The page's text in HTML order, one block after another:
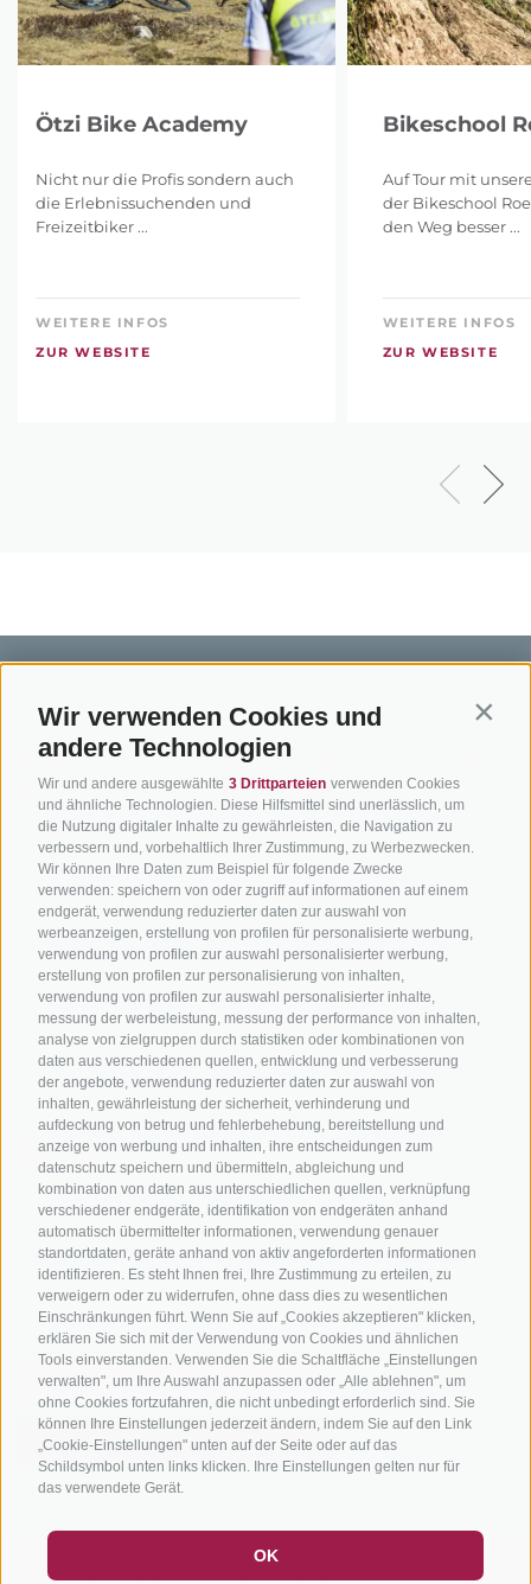
Wir verwenden Cookies und
andere Technologien
Wir und andere ausgewählte 3 Drittparteien verwenden Cookies
und ähnliche Technologien. Diese Hilfsmittel sind unerlässlich, um
die Nutzung digitaler Inhalte zu gewährleisten, die Navigation zu
verbessern und, vorbehaltlich Ihrer Zustimmung, zu Werbezwecken.
Wir können Ihre Daten zum Beispiel für folgende Zwecke
verwenden: speichern von oder zugriff auf informationen auf einem
endgerät, verwendung reduzierter daten zur auswahl von
werbeanzeigen, erstellung von profilen für personalisierte werbung,
verwendung von profilen zur auswahl personalisierter werbung,
erstellung von profilen zur personalisierung von inhalten,
verwendung von profilen zur auswahl personalisierter inhalte,
messung der werbeleistung, messung der performance von inhalten,
analyse von zielgruppen durch statistiken oder kombinationen von
daten aus verschiedenen quellen, entwicklung und verbesserung
der angebote, verwendung reduzierter daten zur auswahl von
inhalten, gewährleistung der sicherheit, verhinderung und
aufdeckung von betrug und fehlerbehebung, bereitstellung und
anzeige von werbung und inhalten, ihre entscheidungen zum
datenschutz speichern und übermitteln, abgleichung und
kombination von daten aus unterschiedlichen quellen, verknüpfung
verschiedener endgeräte, identifikation von endgeräten anhand
automatisch übermittelter informationen, verwendung genauer
standortdaten, geräte anhand von aktiv angeforderten informationen
identifizieren. Es steht Ihnen frei, Ihre Zustimmung zu erteilen, zu
verweigern oder zu widerrufen, ohne dass dies zu wesentlichen
Einschränkungen führt. Wenn Sie auf „Cookies akzeptieren" klicken,
erklären Sie sich mit der Verwendung von Cookies und ähnlichen
Tools einverstanden. Verwenden Sie die Schaltfläche „Einstellungen
verwalten", um Ihre Auswahl anzupassen oder „Alle ablehnen", um
ohne Cookies fortzufahren, die nicht unbedingt erforderlich sind. Sie
können Ihre Einstellungen jederzeit ändern, indem Sie auf den Link
„Cookie-Einstellungen" unten auf der Seite oder auf das
Schildsymbol unten links klicken. Ihre Einstellungen gelten nur für
das verwendete Gerät.
OK
NEWSLETTER
SOCIAL WALL WETTER
Ötzi Bike Academy
Nicht nur die Profis sondern auch
die Erlebnissuchenden und
Freizeitbiker ...
WEITERE INFOS
ZUR WEBSITE
Bikeschool
Auf Tour mit
der Bikeschool
den Weg besser ...
WEITERE INFOS
ZUR WEBSITE
BIKEHOTELS
SÜDTIROL
Hotels & Pakete
Urlaubspakete
Unsere Gutscheine
Hot Deals
Bike & Work
BIKEN IN
SÜDTIROL
Mountainbiken in
Südtirol
Rennradfahren in
Südtirol
Radwege in Südtirol
Bikeshops & Verleihe
Bike-Schulen
Tourenzentrale
Kontakt
Anreise
Zum
info@bikehotels.it
MELDE DICH ZU UNSEREM NEWSLETTER AN!
JETZT ANMELDEN
IMPRESSUM